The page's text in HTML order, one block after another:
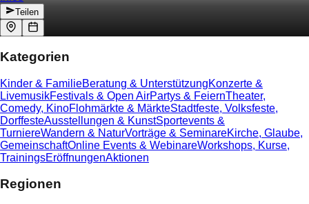
Teilen
Kategorien
Kinder & FamilieBeratung & UnterstützungKonzerte &
LivemusikFestivals & Open AirPartys & FeiernTheater,
Comedy, KinoFlohmärkte & MärkteStadtfeste, Volksfeste,
DorffesteAusstellungen & KunstSportevents &
TurniereWandern & NaturVorträge & SeminareKirche, Glaube,
GemeinschaftOnline Events & WebinareWorkshops, Kurse,
TrainingsEröffnungenAktionen
Regionen